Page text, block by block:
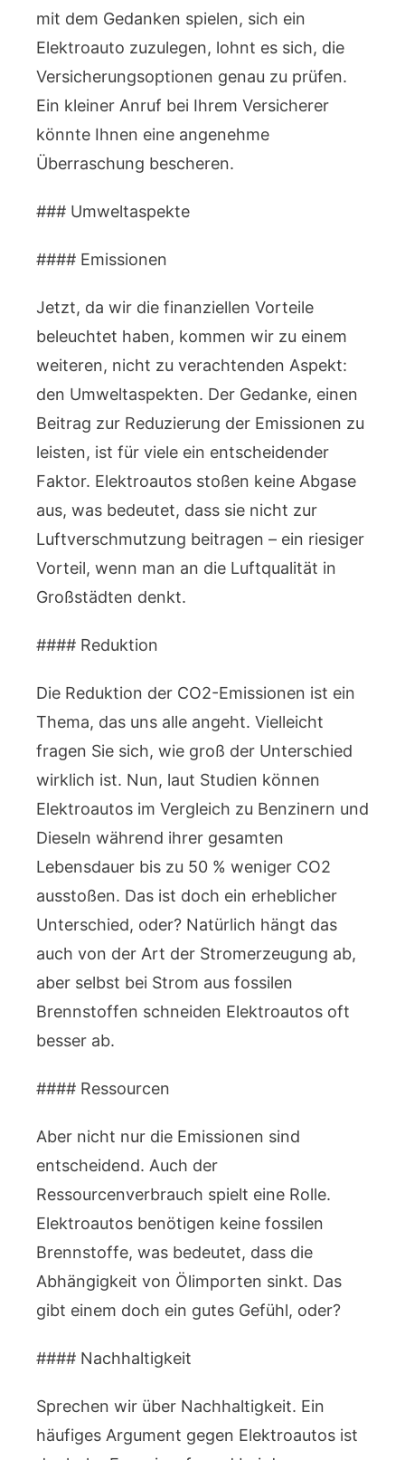
mit dem Gedanken spielen, sich ein
Elektroauto zuzulegen, lohnt es sich, die
Versicherungsoptionen genau zu prüfen.
Ein kleiner Anruf bei Ihrem Versicherer
könnte Ihnen eine angenehme
Überraschung bescheren.
### Umweltaspekte
#### Emissionen
Jetzt, da wir die finanziellen Vorteile
beleuchtet haben, kommen wir zu einem
weiteren, nicht zu verachtenden Aspekt:
den Umweltaspekten. Der Gedanke, einen
Beitrag zur Reduzierung der Emissionen zu
leisten, ist für viele ein entscheidender
Faktor. Elektroautos stoßen keine Abgase
aus, was bedeutet, dass sie nicht zur
Luftverschmutzung beitragen – ein riesiger
Vorteil, wenn man an die Luftqualität in
Großstädten denkt.
#### Reduktion
Die Reduktion der CO2-Emissionen ist ein
Thema, das uns alle angeht. Vielleicht
fragen Sie sich, wie groß der Unterschied
wirklich ist. Nun, laut Studien können
Elektroautos im Vergleich zu Benzinern und
Dieseln während ihrer gesamten
Lebensdauer bis zu 50 % weniger CO2
ausstoßen. Das ist doch ein erheblicher
Unterschied, oder? Natürlich hängt das
auch von der Art der Stromerzeugung ab,
aber selbst bei Strom aus fossilen
Brennstoffen schneiden Elektroautos oft
besser ab.
#### Ressourcen
Aber nicht nur die Emissionen sind
entscheidend. Auch der
Ressourcenverbrauch spielt eine Rolle.
Elektroautos benötigen keine fossilen
Brennstoffe, was bedeutet, dass die
Abhängigkeit von Ölimporten sinkt. Das
gibt einem doch ein gutes Gefühl, oder?
#### Nachhaltigkeit
Sprechen wir über Nachhaltigkeit. Ein
häufiges Argument gegen Elektroautos ist